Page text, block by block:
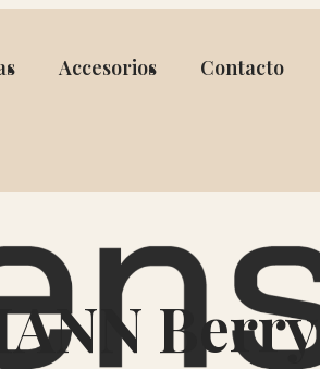
Accesorios Contacto
Berry